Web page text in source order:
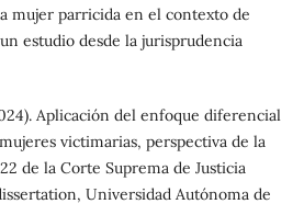
mujer parricida en el contexto de
estudio desde la jurisprudencia
Aplicación del enfoque diferencial
victimarias, perspectiva de la
de la Corte Suprema de Justicia
Universidad Autónoma de